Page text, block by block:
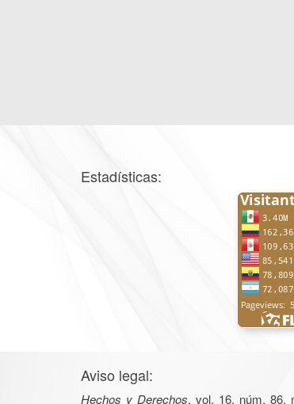
Estadísticas:
Aviso legal:
Hechos y Derechos, vol. 16, núm. 86,